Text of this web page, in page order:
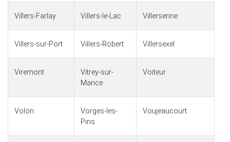
Villers-Farlay Villers-le-Lac Villerserine
Villers-sur-Port Villers-Robert Villersexel
Viremont
Vitrey-sur-
Mance
Voiteur
Volon
Vorges-les-
Pins
Voujeaucourt